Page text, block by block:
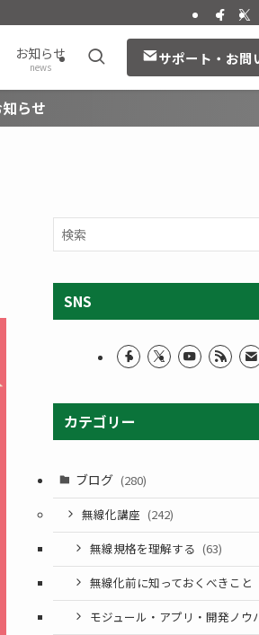
お知らせ
news サポート・お問
らせ
SNS
カテゴリー
ブログ (280)
無線化講座 (242)
無線規格を理解する (63)
無線化前に知っておくべきこと
モジュール・アプリ・開発ノウ